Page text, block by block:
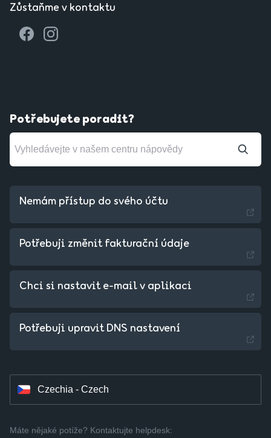
Zůstaňme v kontaktu
Potřebujete poradit?
Nemám přístup do svého účtu
Potřebuji změnit fakturační údaje
Chci si nastavit e-mail v aplikaci
Potřebuji upravit DNS nastavení
Czechia - Czech
Máte nějaké potíže? Kontaktujte helpdesk: